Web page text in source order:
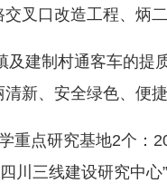
叉口改造工程、炳
建制村通客车的提
新、安全绿色、便
点研究基地2个：
川三线建设研究中